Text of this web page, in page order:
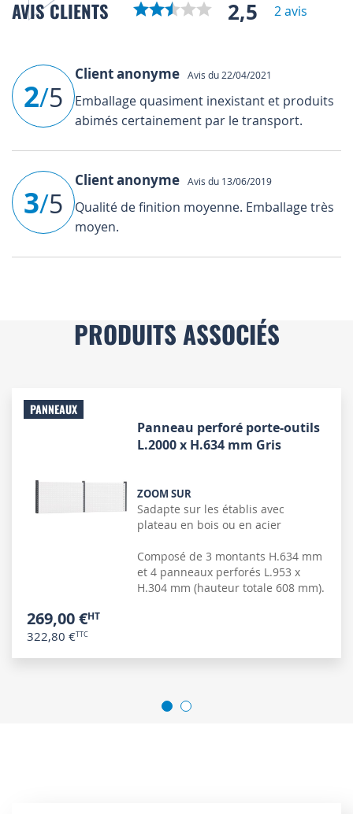
AVIS CLIENTS 2,5 2 avis
2/5
Client anonyme Avis du 22/04/2021
Emballage quasiment inexistant et produits
abimés certainement par le transport.
3/5
Client anonyme Avis du 13/06/2019
Qualité de finition moyenne. Emballage très
moyen.
PRODUITS ASSOCIÉS
PANNEAUX
Panneau perforé porte-outils
L.2000 x H.634 mm Gris
ZOOM SUR
Sadapte sur les établis avec
plateau en bois ou en acier
Composé de 3 montants H.634 mm
et 4 panneaux perforés L.953 x
H.304 mm (hauteur totale 608 mm).
269,00 €
322,80 €